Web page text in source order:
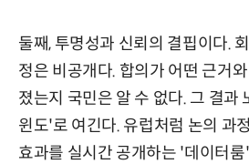
둘째, 투명성과 신뢰의 결핍이다.
정은 비공개다. 합의가 어떤 근거
졌는지 국민은 알 수 없다. 그 결과
윈도'로 여긴다. 유럽처럼 논의 과
효과를 실시간 공개하는 '데이터